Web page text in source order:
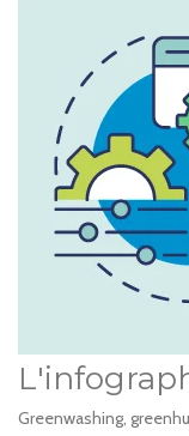
Greenwashing,